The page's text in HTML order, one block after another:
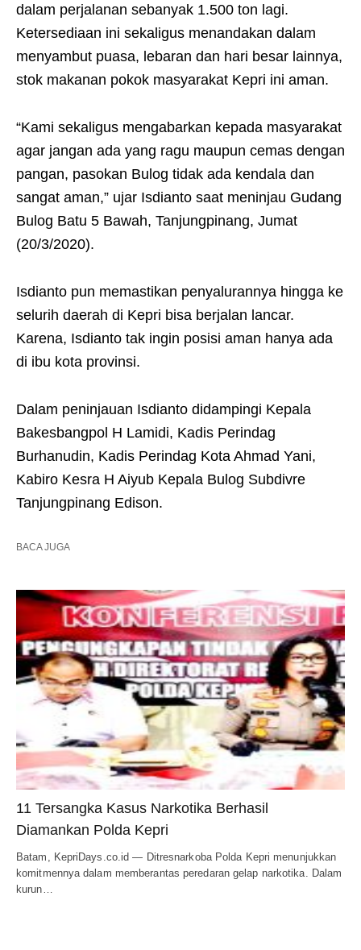
dalam perjalanan sebanyak 1.500 ton lagi.
Ketersediaan ini sekaligus menandakan dalam
menyambut puasa, lebaran dan hari besar lainnya,
stok makanan pokok masyarakat Kepri ini aman.
“Kami sekaligus mengabarkan kepada masyarakat
agar jangan ada yang ragu maupun cemas dengan
pangan, pasokan Bulog tidak ada kendala dan
sangat aman,” ujar Isdianto saat meninjau Gudang
Bulog Batu 5 Bawah, Tanjungpinang, Jumat
(20/3/2020).
Isdianto pun memastikan penyalurannya hingga ke
selurih daerah di Kepri bisa berjalan lancar.
Karena, Isdianto tak ingin posisi aman hanya ada
di ibu kota provinsi.
Dalam peninjauan Isdianto didampingi Kepala
Bakesbangpol H Lamidi, Kadis Perindag
Burhanudin, Kadis Perindag Kota Ahmad Yani,
Kabiro Kesra H Aiyub Kepala Bulog Subdivre
Tanjungpinang Edison.
BACA JUGA
11 Tersangka Kasus Narkotika Berhasil
Diamankan Polda Kepri
Batam, KepriDays.co.id — Ditresnarkoba Polda Kepri menunjukkan
komitmennya dalam memberantas peredaran gelap narkotika. Dalam
kurun…